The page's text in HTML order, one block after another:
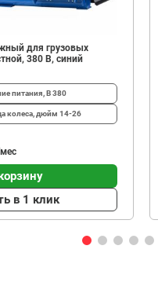
для грузовых
380 В, синий
питания, В380
колеса, дюйм 14-26
в 1 клик